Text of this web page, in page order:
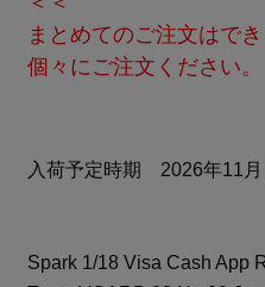
まとめてのご注文はで
個々にご注文ください。
入荷予定時期 2026年11月
Spark 1/18 Visa Cash App